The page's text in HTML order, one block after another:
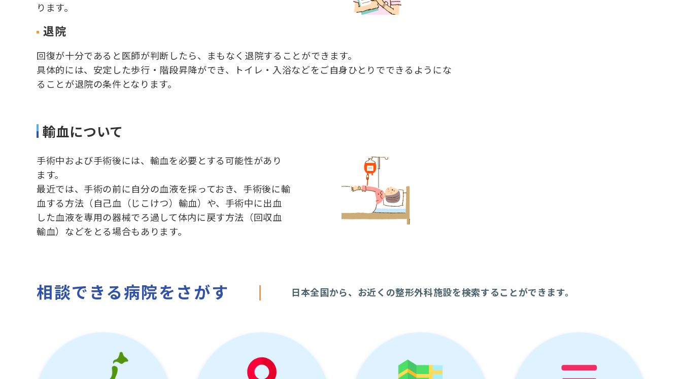
ります。
退院
回復が十分であると医師が判断したら、まもなく退院することができます。
具体的には、安定した歩行・階段昇降ができ、トイレ・入浴などをご自身ひとりでできるようにな
ることが退院の条件となります。
輸血について
手術中および手術後には、輸血を必要とする可能性があり
ます。
最近では、手術の前に自分の血液を採っておき、手術後に輸
血する方法（自己血（じこけつ）輸血）や、手術中に出血
した血液を専用の器械でろ過して体内に戻す方法（回収血
輸血）などをとる場合もあります。
相談できる病院をさがす 日本全国から、お近くの整形外科施設を検索することができます。